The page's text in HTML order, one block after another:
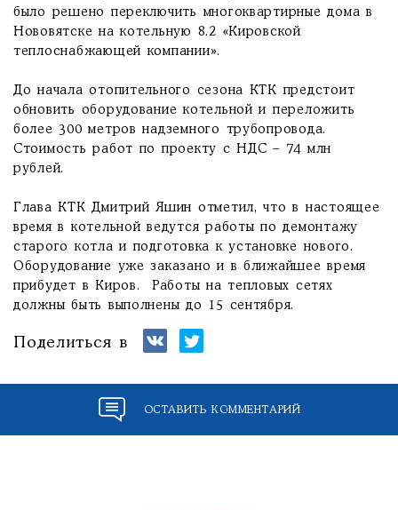
было решено переключить многоквартирные дома в
Нововятске на котельную 8.2 «Кировской
теплоснабжающей компании».
До начала отопительного сезона КТК предстоит
обновить оборудование котельной и переложить
более 300 метров надземного трубопровода.
Стоимость работ по проекту с НДС – 74 млн
рублей.
Глава КТК Дмитрий Яшин отметил, что в настоящее
время в котельной ведутся работы по демонтажу
старого котла и подготовка к установке нового.
Оборудование уже заказано и в ближайшее время
прибудет в Киров. Работы на тепловых сетях
должны быть выполнены до 15 сентября.
Поделиться в
ОСТАВИТЬ КОММЕНТАРИЙ